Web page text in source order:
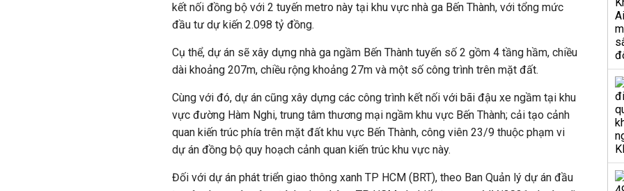
kết nối đồng bộ với 2 tuyến metro này tại khu vực nhà ga Bến Thành, với tổng mức
đầu tư dự kiến 2.098 tỷ đồng.
Cụ thể, dự án sẽ xây dựng nhà ga ngầm Bến Thành tuyến số 2 gồm 4 tầng hầm, chiều
dài khoảng 207m, chiều rộng khoảng 27m và một số công trình trên mặt đất.
Cùng với đó, dự án cũng xây dựng các công trình kết nối với bãi đậu xe ngầm tại khu
vực đường Hàm Nghi, trung tâm thương mại ngầm khu vực Bến Thành; cải tạo cảnh
quan kiến trúc phía trên mặt đất khu vực Bến Thành, công viên 23/9 thuộc phạm vi
dự án đồng bộ quy hoạch cảnh quan kiến trúc khu vực này.
Đối với dự án phát triển giao thông xanh TP HCM (BRT), theo Ban Quản lý dự án đầu